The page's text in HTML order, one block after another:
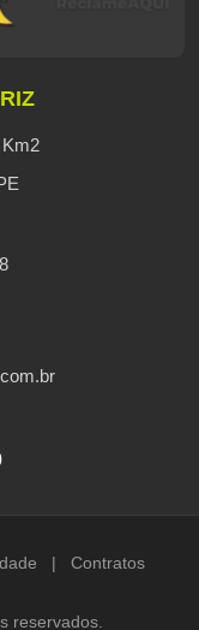
| Contratos
reservados.